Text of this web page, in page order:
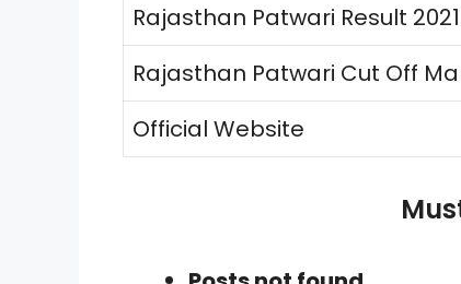
Rajasthan Patwari Result 2021
Rajasthan Patwari Cut Off
Official Website